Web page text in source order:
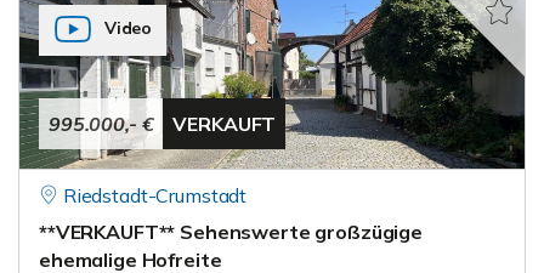
995.000,- € VERKAUFT
Video
Riedstadt-Crumstadt
**VERKAUFT** Sehenswerte großzügige
ehemalige Hofreite